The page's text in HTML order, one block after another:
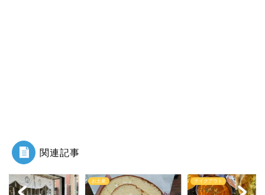
関連記事
テイクアウト お土産